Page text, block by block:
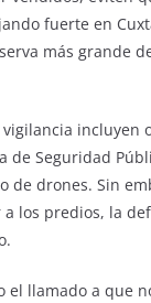
fuerte en
más grande
vigilancia incluyen
de Seguridad
de drones. Sin
a los predios, la
el llamado a que